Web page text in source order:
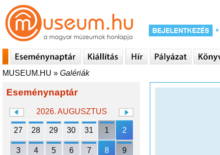
MUSEUM.HU » Galériák
Eseménynaptár
2026. AUGUSZTUS
27 28 29 30 31 1 2
3 4 5 6 7 8 9